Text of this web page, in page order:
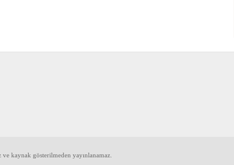
kaynak gösterilmeden yayınlanamaz.